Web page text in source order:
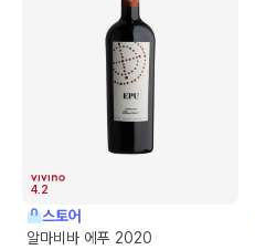
4.2
스토어
알마비바 에푸 2020